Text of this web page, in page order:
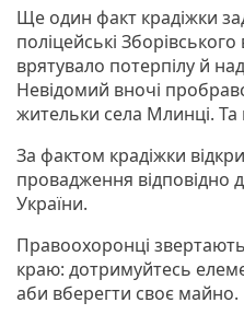
Ще один факт крадіжки
поліцейські Зборівського
врятувало потерпілу й
Невідомий вночі
жительки села Млинці. Та
За фактом крадіжки
провадження відповідно
України.
Правоохоронці
краю: дотримуйтесь
аби вберегти своє майно.